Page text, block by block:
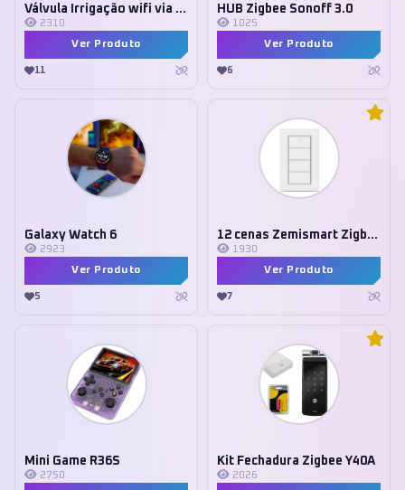
Válvula Irrigação wifi via bateria
2310
Ver Produto
11
HUB Zigbee Sonoff 3.0
1025
Ver Produto
6
Galaxy Watch 6
2923
Ver Produto
5
12 cenas Zemismart Zigbee
1930
Ver Produto
7
Mini Game R36S
2750
Kit Fechadura Zigbee Y40A
2026